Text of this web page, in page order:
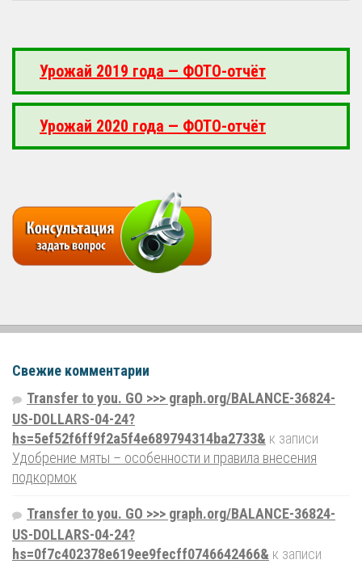
Урожай 2019 года — ФОТО-отчёт
Урожай 2020 года — ФОТО-отчёт
Свежие комментарии
Transfer to you. GO >>> graph.org/BALANCE-36824-
US-DOLLARS-04-24?
hs=5ef52f6ff9f2a5f4e689794314ba2733& к записи
Удобрение мяты – особенности и правила внесения
подкормок
Transfer to you. GO >>> graph.org/BALANCE-36824-
US-DOLLARS-04-24?
hs=0f7c402378e619ee9fecff0746642466& к записи